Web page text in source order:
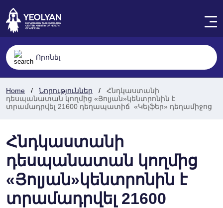
Home Նորություններ
Հնդկաստանի
դեսպանատան կողմից «Յոլյան»կենտրոնին է
տրամադրվել 21600 դեղապատիճ «Կելֆեր» դեղամիջոց
Հնդկաստանի
դեսպանատան կողմից
«Յոլյան»կենտրոնին է
տրամադրվել 21600